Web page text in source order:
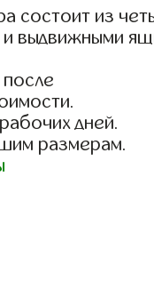
состоит из
и выдвижными
дней.
размерам.